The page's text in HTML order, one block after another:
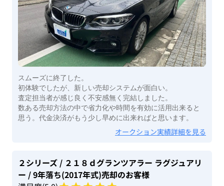
スムーズに終了した。
初体験でしたが、新しい売却システムが面白い。
査定担当者が感じ良く不安感無く完結しました。
数ある売却方法の中で省力化や時間を有効に活用出来ると
思う。代金決済がもう少し早めに出来ればと思います。
オークション実績詳細を見る
２シリーズ / ２１８ｄグランツアラー ラグジュアリ
ー / 9年落ち(2017年式)売却のお客様